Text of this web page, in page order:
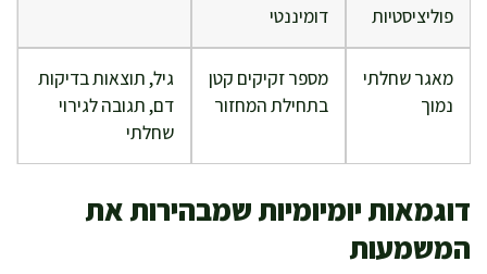
פוליציסטיות
דומיננטי
מאגר שחלתי
נמוך
מספר זקיקים קטן
בתחילת המחזור
גיל, תוצאות בדיקות
דם, תגובה לגירוי
שחלתי
דוגמאות יומיומיות שמבהירות את
המשמעות